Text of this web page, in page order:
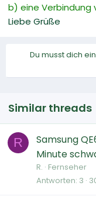
b) eine Verbindung
Liebe Grüße
Du musst dich
Similar threads
R
Samsung
Minute
R. Fernseher
Antworten 3